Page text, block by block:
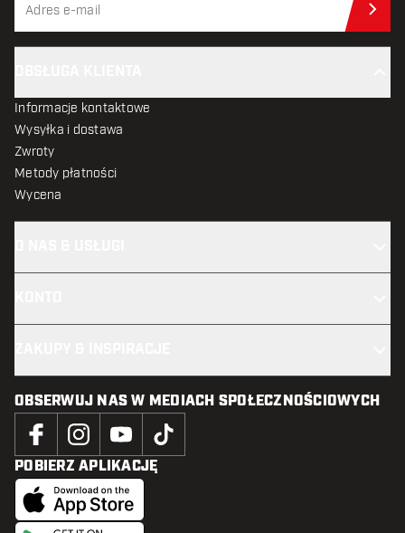
Informacje kontaktowe
Wysyłka i dostawa
Zwroty
Metody płatności
Wycena
OBSERWUJ NAS W MEDIACH SPOŁECZNOŚCIOWYCH
POBIERZ APLIKACJĘ